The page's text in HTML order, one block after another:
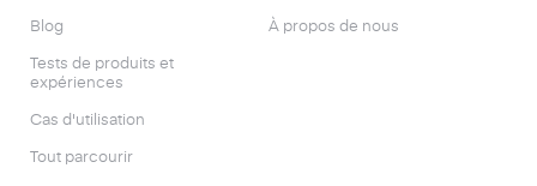
Blog
Tests de produits et
expériences
Cas d'utilisation
Tout parcourir
À propos de nous